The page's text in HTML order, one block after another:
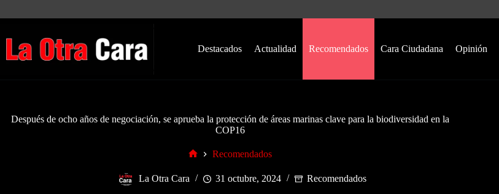
Destacados Actualidad Recomendados Cara Ciudadana Opinión
Después de ocho años de negociación, se aprueba la protección de áreas marinas clave para la biodiversidad en la
COP16
Recomendados
La Otra Cara 31 octubre, 2024 Recomendados